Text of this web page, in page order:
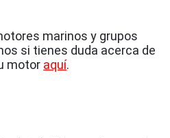
marinos y grupos
si tienes duda acerca de
motor aquí.